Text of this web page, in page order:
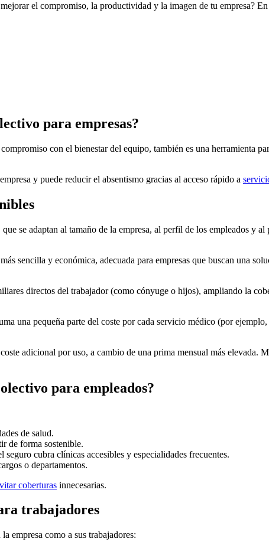
el compromiso, la productividad y la imagen de tu empresa?
para empresas?
con el bienestar del equipo, también es una herramienta
y puede reducir el absentismo gracias al acceso rápido a
que se adaptan al tamaño de la empresa, al perfil de los empleados y
sencilla y económica, adecuada para empresas que buscan una
directos del trabajador (como cónyuge o hijos), ampliando la
una pequeña parte del coste por cada servicio médico (por
adicional por uso, a cambio de una prima mensual más elevada.
para empleados?
de salud.
de forma sostenible.
seguro cubra clínicas accesibles y especialidades frecuentes.
o departamentos.
coberturas innecesarias.
trabajadores
empresa como a sus trabajadores: